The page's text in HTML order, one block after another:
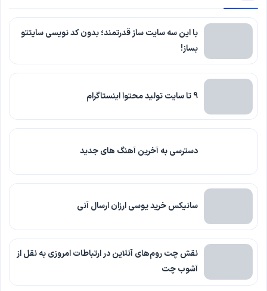
با این سه سایت ساز قدرتمند؛ بدون کد نویسی سایتتو
بساز!
9 تا سایت تولید محتوا اینستاگرام
دسترسی به آخرین آهنگ های جدید
سانیکس خرید یوسی ارزان ارسال آنی
نقش چت روم‌های آنلاین در ارتباطات امروزی به نقل از
آشوب چت